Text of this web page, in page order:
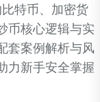
特币、加密货
币核心逻辑与实
套案例解析与风
力新手安全掌握